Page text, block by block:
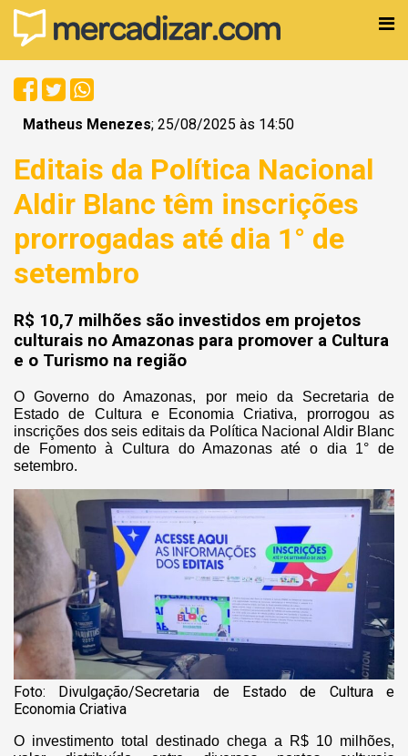
Matheus Menezes; 25/08/2025 às 14:50
Editais da Política Nacional
Aldir Blanc têm inscrições
prorrogadas até dia 1° de
setembro
R$ 10,7 milhões são investidos em projetos
culturais no Amazonas para promover a Cultura
e o Turismo na região
O Governo do Amazonas, por meio da Secretaria de
Estado de Cultura e Economia Criativa, prorrogou as
inscrições dos seis editais da Política Nacional Aldir Blanc
de Fomento à Cultura do Amazonas até o dia 1° de
setembro.
Foto: Divulgação/Secretaria de Estado de Cultura e
Economia Criativa
O investimento total destinado chega a R$ 10 milhões,